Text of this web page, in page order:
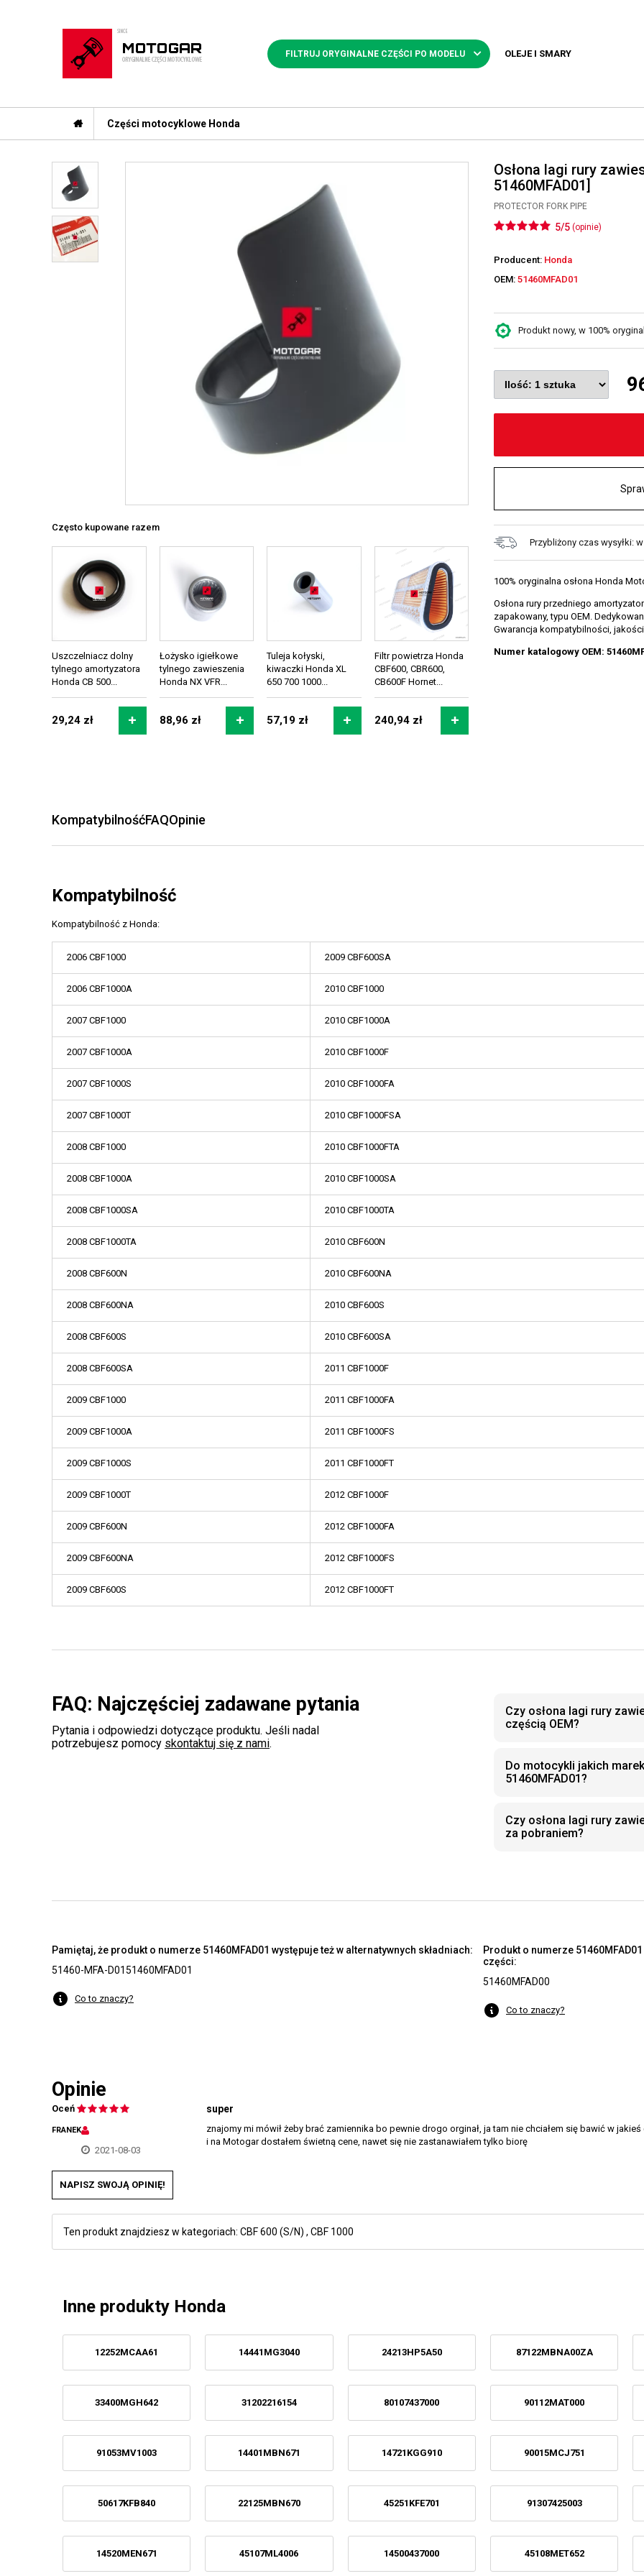
FILTRUJ ORYGINALNE CZĘŚCI PO MODELU OLEJE I SMARY
Części motocyklowe Honda
Często kupowane razem
Uszczelniacz dolny
tylnego amortyzatora
Honda CB 500...
29,24 zł
Łożysko igiełkowe
tylnego zawieszenia
Honda NX VFR...
88,96 zł
Tuleja kołyski,
kiwaczki Honda XL
650 700 1000...
57,19 zł
Filtr powietrza Honda
CBF600, CBR600,
CB600F Hornet...
240,94 zł
Osłona lagi rury
51460MFAD01]
PROTECTOR FORK PIPE
5/5 (opinie)
Producent: Honda
OEM: 51460MFAD01
Produkt nowy, w 100%
Przybliżony czas wysyłki:
100% oryginalna osłona Honda
Osłona rury przedniego
zapakowany, typu OEM.
Gwarancja kompatybilności,
Numer katalogowy OEM:
KompatybilnośćFAQOpinie
Kompatybilność
Kompatybilność z Honda:
2006 CBF1000 2009 CBF600SA
2006 CBF1000A 2010 CBF1000
2007 CBF1000 2010 CBF1000A
2007 CBF1000A 2010 CBF1000F
2007 CBF1000S 2010 CBF1000FA
2007 CBF1000T 2010 CBF1000FSA
2008 CBF1000 2010 CBF1000FTA
2008 CBF1000A 2010 CBF1000SA
2008 CBF1000SA 2010 CBF1000TA
2008 CBF1000TA 2010 CBF600N
2008 CBF600N 2010 CBF600NA
2008 CBF600NA 2010 CBF600S
2008 CBF600S 2010 CBF600SA
2008 CBF600SA 2011 CBF1000F
2009 CBF1000 2011 CBF1000FA
2009 CBF1000A 2011 CBF1000FS
2009 CBF1000S 2011 CBF1000FT
2009 CBF1000T 2012 CBF1000F
2009 CBF600N 2012 CBF1000FA
2009 CBF600NA 2012 CBF1000FS
2009 CBF600S 2012 CBF1000FT
FAQ: Najczęściej zadawane pytania
Pytania i odpowiedzi dotyczące produktu. Jeśli nadal
potrzebujesz pomocy skontaktuj się z nami.
Czy osłona lagi rury
częścią OEM?
Do motocykli jakich
51460MFAD01?
Czy osłona lagi rury
za pobraniem?
Pamiętaj, że produkt o numerze 51460MFAD01 występuje też w alternatywnych składniach:
51460-MFA-D0151460MFAD01
Co to znaczy?
Produkt o numerze
części:
51460MFAD00
Co to znaczy?
Opinie
Oceń
FRANEK
2021-08-03
super
znajomy mi mówił żeby brać zamiennika bo pewnie drogo orginał, ja tam nie chciałem się bawić w
i na Motogar dostałem świetną cene, nawet się nie zastanawiałem tylko biorę
NAPISZ SWOJĄ OPINIĘ!
Ten produkt znajdziesz w kategoriach: CBF 600 (S/N) , CBF 1000
Inne produkty Honda
12252MCAA61 14441MG3040 24213HP5A50 87122MBNA00ZA
33400MGH642 31202216154 80107437000 90112MAT000
91053MV1003 14401MBN671 14721KGG910 90015MCJ751
50617KFB840 22125MBN670 45251KFE701 91307425003
14520MEN671 45107ML4006 14500437000 45108MET652